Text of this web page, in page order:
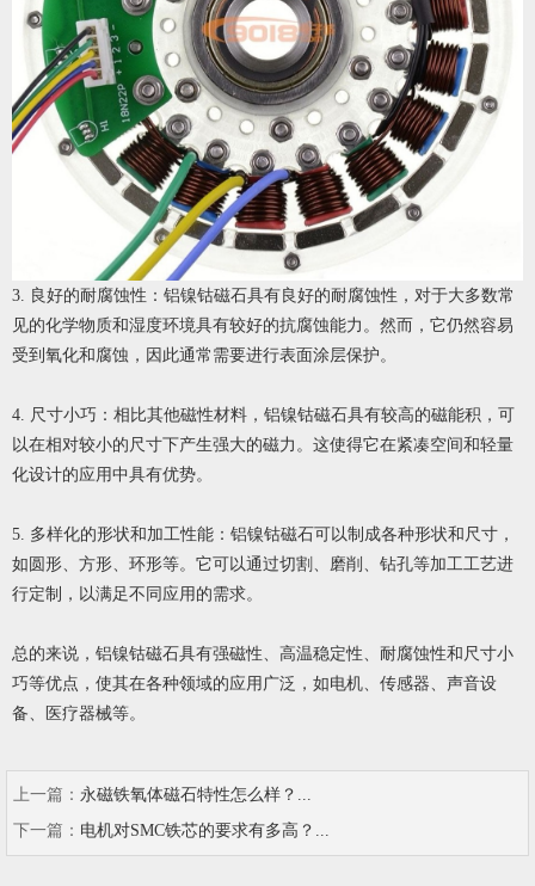
3. 良好的耐腐蚀性：铝镍钴磁石具有良好的耐腐蚀性，对于大多数常
见的化学物质和湿度环境具有较好的抗腐蚀能力。然而，它仍然容易
受到氧化和腐蚀，因此通常需要进行表面涂层保护。
4. 尺寸小巧：相比其他磁性材料，铝镍钴磁石具有较高的磁能积，可
以在相对较小的尺寸下产生强大的磁力。这使得它在紧凑空间和轻量
化设计的应用中具有优势。
5. 多样化的形状和加工性能：铝镍钴磁石可以制成各种形状和尺寸，
如圆形、方形、环形等。它可以通过切割、磨削、钻孔等加工工艺进
行定制，以满足不同应用的需求。
总的来说，铝镍钴磁石具有强磁性、高温稳定性、耐腐蚀性和尺寸小
巧等优点，使其在各种领域的应用广泛，如电机、传感器、声音设
备、医疗器械等。
上一篇： 永磁铁氧体磁石特性怎么样？...
下一篇： 电机对SMC铁芯的要求有多高？...